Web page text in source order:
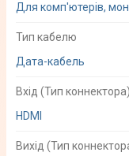
Для комп'ютерів,
Тип кабелю
Дата-кабель
Вхід (Тип коннектора)
HDMI
Вихід (Тип